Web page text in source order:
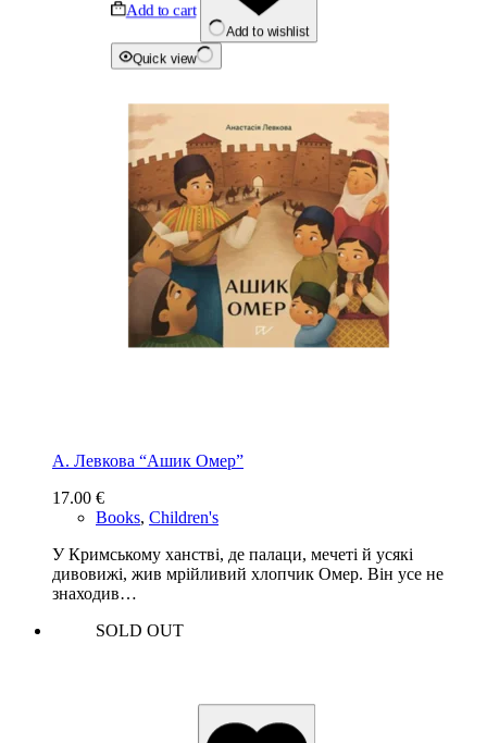
Add to cart
Add to wishlist
Quick view
А. Левкова “Ашик Омер”
17.00 €
Books, Children's
У Кримському ханстві, де палаци, мечеті й усякі
дивовижі, жив мрійливий хлопчик Омер. Він усе не
знаходив…
SOLD OUT